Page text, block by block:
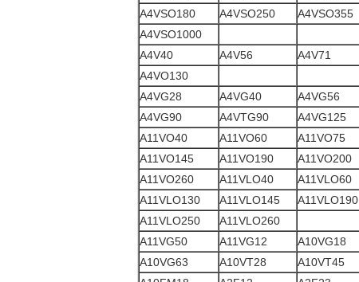
A4VSO180
A4VSO250 A4VSO355
A4VSO1000
A4V40
A4V56 A4V71
A4VO130
A4VG28
A4VG40 A4VG56
A4VG90
A4VTG90 A4VG125
A11VO40
A11VO60 A11VO75
A11VO145
A11VO190 A11VO200
A11VO260
A11VLO40 A11VLO60
A11VLO130
A11VLO145 A11VLO190
A11VLO250
A11VLO260
A11VG50
A11VG12 A10VG18
A10VG63
A10VT28 A10VT45